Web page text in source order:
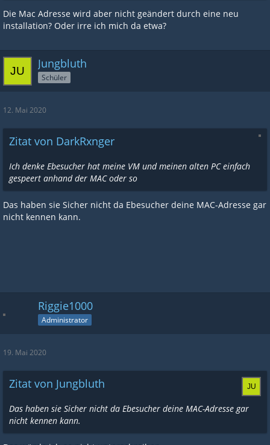
Aus Spaß habe ich heute eine Surfbar auf meinem HeimPC
gestartet und naja, was soll ich sagen.. Sie funktioniert..
Ich denke Ebesucher hat meine VM und meinen alten PC einfach
gespeert anhand der MAC oder so. Ich installiere später mal
Windows neu und teste dann, ob es das Problem löst.
Die Mac Adresse wird aber nicht geändert durch eine neu
installation? Oder irre ich mich da etwa?
Jungbluth
Schüler
12. Mai 2020
Zitat von DarkRxnger
Ich denke Ebesucher hat meine VM und meinen alten PC einfach
gespeert anhand der MAC oder so
Das haben sie Sicher nicht da Ebesucher deine MAC-Adresse gar
nicht kennen kann.
Riggie1000
Administrator
19. Mai 2020
Zitat von Jungbluth
Das haben sie Sicher nicht da Ebesucher deine MAC-Adresse gar
nicht kennen kann.